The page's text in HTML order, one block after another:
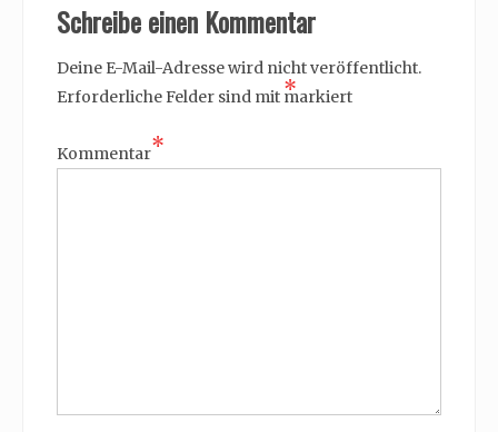
Schreibe einen Kommentar
Deine E-Mail-Adresse wird nicht veröffentlicht.
Erforderliche Felder sind mit *
markiert
Kommentar*